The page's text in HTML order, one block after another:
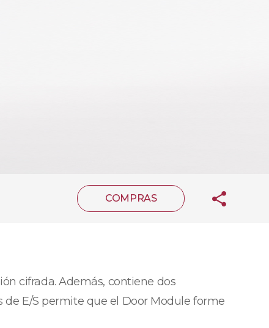
COMPRAS
cifrada. Además, contiene dos
E/S permite que el Door Module forme